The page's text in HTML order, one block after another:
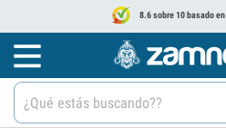
8.6 sobre 10 basado